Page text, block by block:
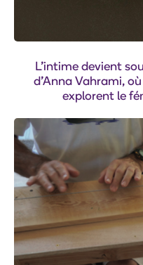
L’intime devient
d’Anna Vahrami,
explorent le